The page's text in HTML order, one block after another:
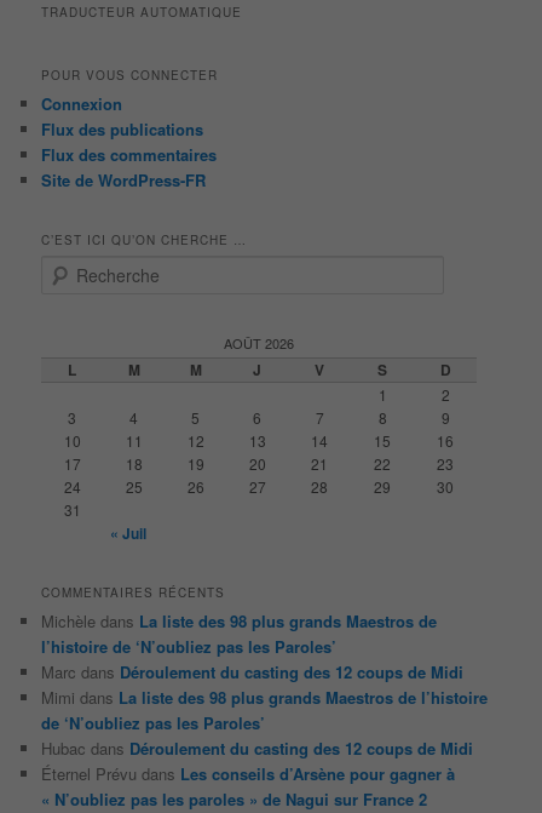
TRADUCTEUR AUTOMATIQUE
POUR VOUS CONNECTER
Connexion
Flux des publications
Flux des commentaires
Site de WordPress-FR
C’EST ICI QU’ON CHERCHE …
AOÛT 2026
L M M J V S D
1
2
3
4 5 6 7 8
9
10
11 12 13 14 15
16
17
18 19 20 21 22
23
24
25 26 27 28 29
30
31
« Juil
COMMENTAIRES RÉCENTS
Michèle dans La liste des 98 plus grands Maestros de
l’histoire de ‘N’oubliez pas les Paroles’
Marc dans Déroulement du casting des 12 coups de Midi
Mimi dans La liste des 98 plus grands Maestros de l’histoire
de ‘N’oubliez pas les Paroles’
Hubac dans Déroulement du casting des 12 coups de Midi
Éternel Prévu dans Les conseils d’Arsène pour gagner à
« N’oubliez pas les paroles » de Nagui sur France 2